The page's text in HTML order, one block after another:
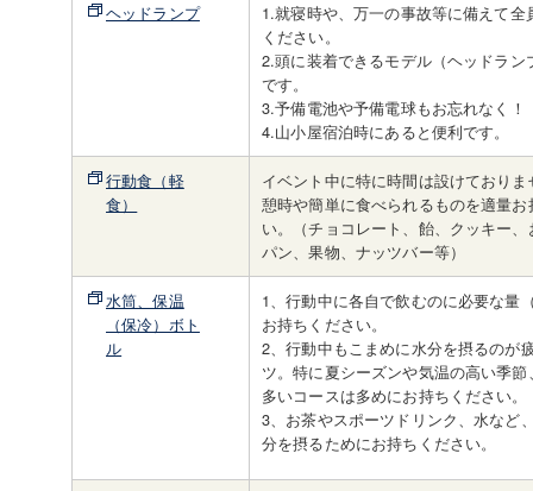
ヘッドランプ
1.就寝時や、万一の事故等に備えて全
ください。
2.頭に装着できるモデル（ヘッドラン
です。
3.予備電池や予備電球もお忘れなく！
4.山小屋宿泊時にあると便利です。
行動食（軽
食）
イベント中に特に時間は設けており
憩時や簡単に食べられるものを適量
い。（チョコレート、飴、クッキー
パン、果物、ナッツバー等）
水筒、保温
（保冷）ボト
ル
1、行動中に各自で飲むのに必要な量
お持ちください。
2、行動中もこまめに水分を摂るのが
ツ。特に夏シーズンや気温の高い季
多いコースは多めにお持ちください。
3、お茶やスポーツドリンク、水など
分を摂るためにお持ちください。